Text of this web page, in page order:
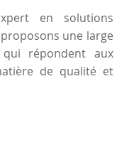
en solutions
une large
répondent aux
de qualité et